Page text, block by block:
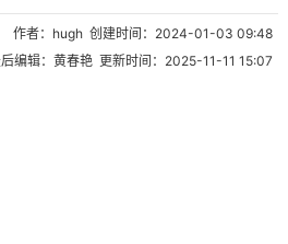
作者：hugh 创建时间：2024-01-03 09:48
编辑：黄春艳 更新时间：2025-11-11 15:07